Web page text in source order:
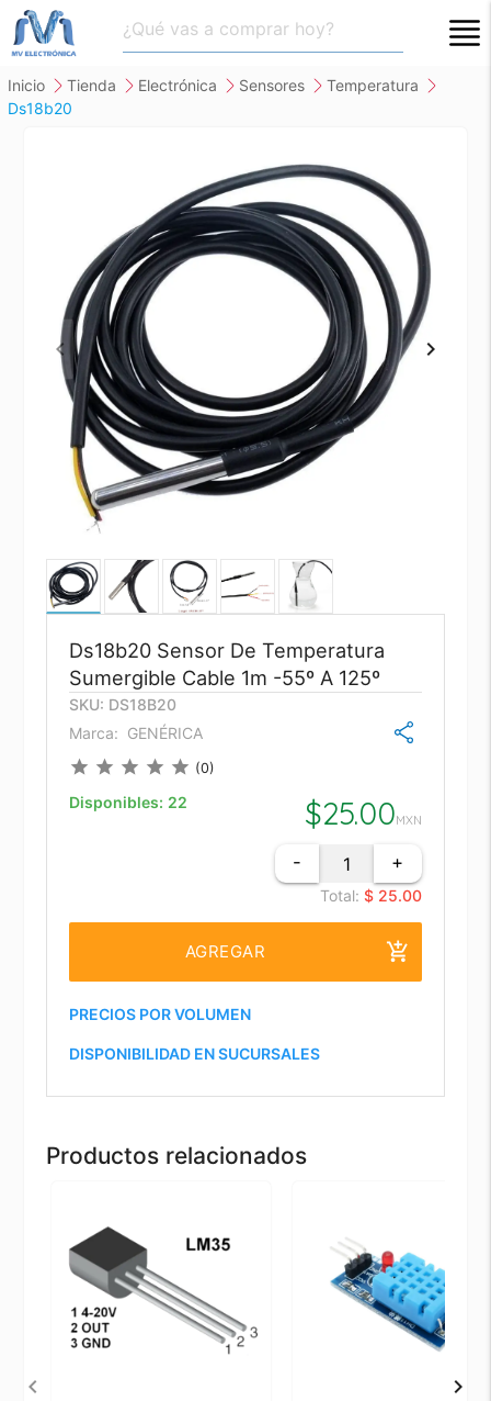
inicio tienda electrónica sensores
temperatura
ds18b20
Ds18b20 Sensor De Temperatura
Sumergible Cable 1m -55º A 125º
SKU: DS18B20
Marca: GENÉRICA
star star star star star (0)
Disponibles: 22 $25.00MXN
- +
Total: $ 25.00
AGREGAR add_shopping_cart
PRECIOS POR VOLUMEN
DISPONIBILIDAD EN SUCURSALES
Productos relacionados